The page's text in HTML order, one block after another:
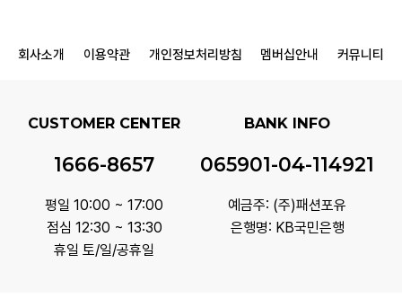
회사소개 이용약관 개인정보처리방침 멤버십안내 커뮤니티
CUSTOMER CENTER
1666-8657
평일 10:00 ~ 17:00
점심 12:30 ~ 13:30
휴일 토/일/공휴일
BANK INFO
065901-04-114921
예금주: (주)패션포유
은행명: KB국민은행